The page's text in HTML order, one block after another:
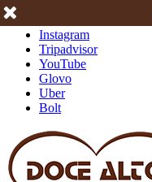
Instagram
Tripadvisor
YouTube
Glovo
Uber
Bolt